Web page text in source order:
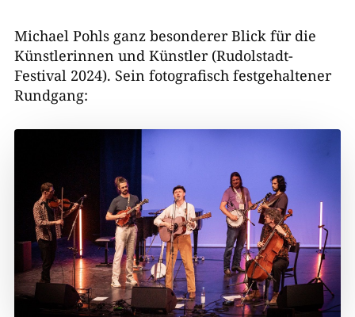
Michael Pohls ganz besonderer Blick für die
Künstlerinnen und Künstler (Rudolstadt-
Festival 2024). Sein fotografisch festgehaltener
Rundgang: